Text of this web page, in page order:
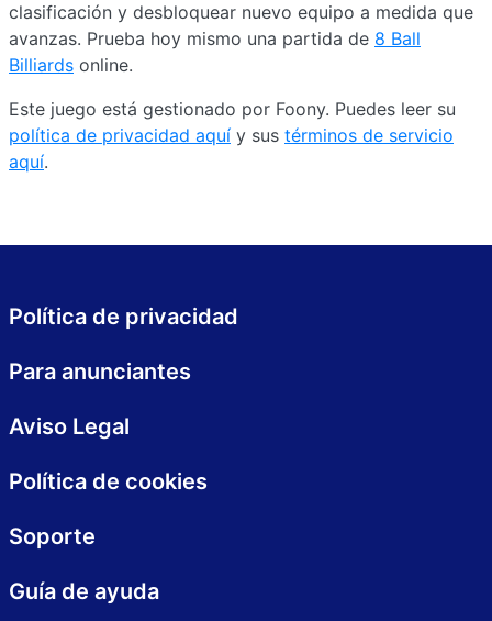
clasificación y desbloquear nuevo equipo a medida que
avanzas. Prueba hoy mismo una partida de 8 Ball
Billiards online.
Este juego está gestionado por Foony. Puedes leer su
política de privacidad aquí y sus términos de servicio
aquí.
Política de privacidad
Aviso Legal
Soporte
Para anunciantes
Política de cookies
Guía de ayuda